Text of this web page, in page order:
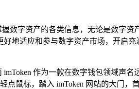
数字资产的各类信息，无论是数字资
地适应和参与数字资产市场，开启
作为一款在数字钱包领域声名
点鼠标，踏入 imToken 网站的大门，